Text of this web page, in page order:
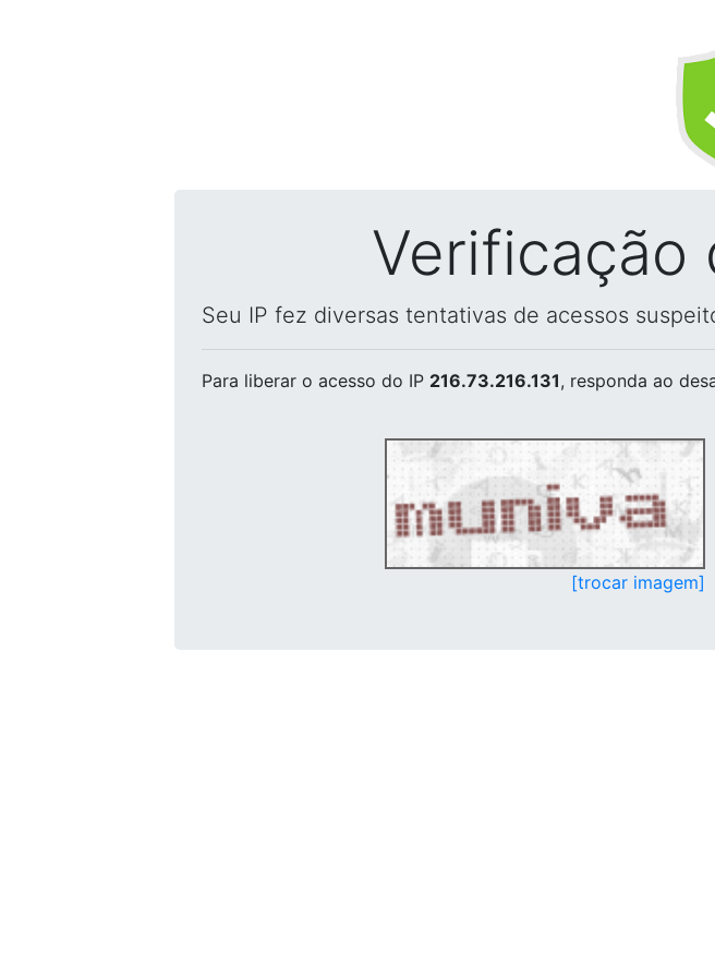
Verificação
Seu IP fez diversas tentativas de acessos
Para liberar o acesso do IP 216.73.216.131, responda ao
[trocar imagem]